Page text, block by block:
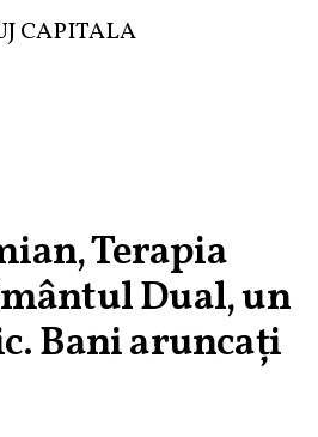
CAPITALA
Terapia
Dual, un
Bani aruncați